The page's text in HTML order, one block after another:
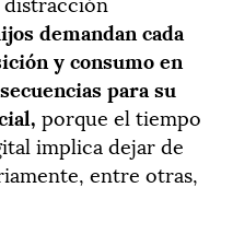
demandan cada
y consumo en
para su
porque el tiempo
implica dejar de
entre otras,